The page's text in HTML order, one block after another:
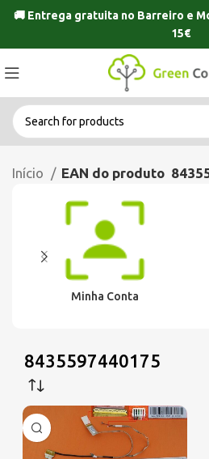
🚚 Entrega gratuita no Barreiro e
15€
Início EAN do produto
Minha Conta
8435597440175